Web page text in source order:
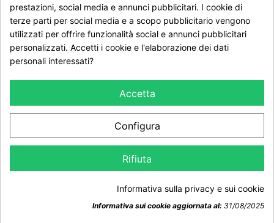
Traccia stato del recesso
NEWSLETTER
accetto il trattamento dei dati ai sensi del GDPR 2016/679
prestazioni, social media e annunci pubblicitari. I cookie di
terze parti per social media e a scopo pubblicitario vengono
utilizzati per offrire funzionalità social e annunci pubblicitari
personalizzati. Accetti i cookie e l'elaborazione dei dati
personali interessati?
Accetta
Configura
Rifiuta
Informativa sulla privacy e sui cookie
Informativa sui cookie aggiornata al: 31/08/2025